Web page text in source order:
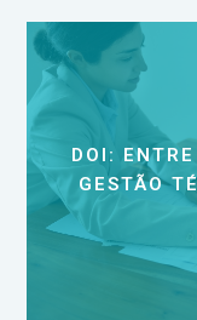
DOI:
GESTÃO